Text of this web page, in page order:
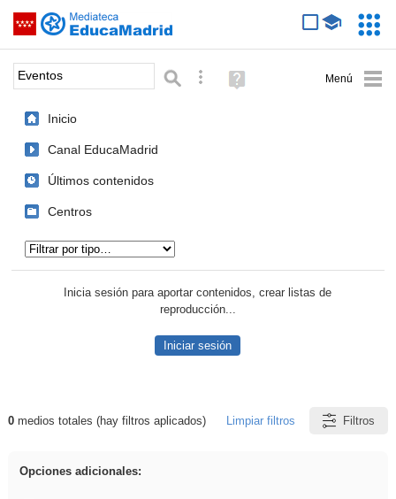
Saltar navegación
Palabra o frase: Búsqueda avanzada
Ayuda
(en
Inicio
Canal EducaMadrid
Últimos contenidos
Centros
Inicia sesión para aportar contenidos, crear listas de
reproducción...
Iniciar sesión
Resultados de: Eventos
0medios totales (hay filtros aplicados) Limpiar filtros Filtros
Opciones adicionales: